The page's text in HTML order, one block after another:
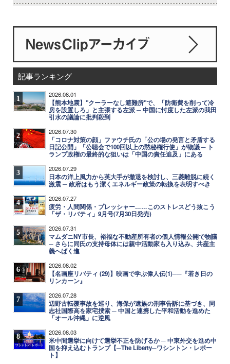
記事ランキング
1 2026.08.01
【熊本地震】"クーラーなし避難所"で、「防衛費を削って冷
房を設置しろ」と主張する左派 ─ 中国に忖度した左派の我田
引水の議論に批判殺到
2 2026.07.30
「コロナ対策の顔」ファウチ氏の「公の場の発言と矛盾する
日記公開」「公聴会で100回以上の黙秘権行使」が物議 ─ ト
ランプ政権の最終的な狙いは「中国の責任追及」にある
3 2026.07.29
日本の洋上風力から英大手が撤退を検討し、三菱離脱に続く
激震 ─ 政府はもう潔くエネルギー政策の転換を表明すべき
4 2026.07.27
疲労・人間関係・プレッシャー……このストレスどう抜こう
「ザ・リバティ」9月号(7月30日発売)
5 2026.07.31
マムダニNY市長、裕福な不動産所有者の個人情報公開で物議
─ さらに同氏の支持母体には親中活動家も入り込み、共産主
義へばく進
6 2026.08.02
【名画座リバティ (29)】映画で学ぶ偉人伝(1)──『若き日の
リンカーン』
7 2026.07.28
辺野古転覆事故を巡り、海保が遺族の刑事告訴に基づき、同
志社国際高を家宅捜索 ─ 中国と連携した平和活動を進めた
「オール沖縄」に逆風
8 2026.08.03
米中間選挙に向けて選挙不正を防げるか ─ 中東外交を進め中
国を抑え込むトランプ【─The Liberty─ワシントン・レポー
ト】